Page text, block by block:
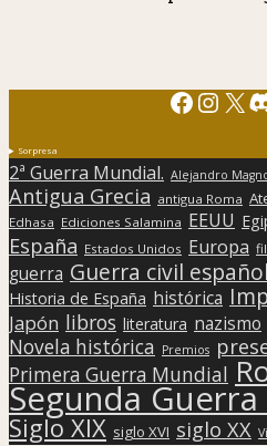
X
Sorpresa
2ª Guerra Mundial. Alejandro
Antigua Grecia antigua Roma
Edhasa Ediciones Salamina EEUU
España Estados Unidos Europa
guerra Guerra civil
Historia de España histórica
Japón libros literatura nazismo
Novela histórica Premios
Primera Guerra Mundial
Segunda
Siglo XIX siglo XVI siglo XX